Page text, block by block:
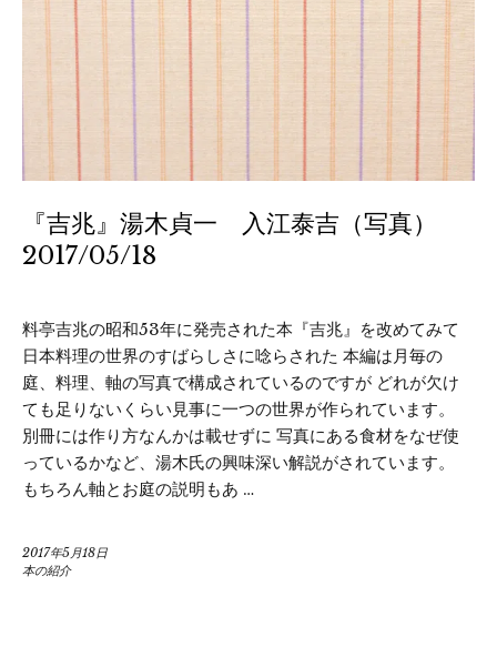
『吉兆』湯木貞一 入江泰吉（写真）
2017/05/18
料亭吉兆の昭和53年に発売された本『吉兆』を改めてみて
日本料理の世界のすばらしさに唸らされた 本編は月毎の
庭、料理、軸の写真で構成されているのですが どれが欠け
ても足りないくらい見事に一つの世界が作られています。
別冊には作り方なんかは載せずに 写真にある食材をなぜ使
っているかなど、湯木氏の興味深い解説がされています。
もちろん軸とお庭の説明もあ …
2017年5月18日
本の紹介